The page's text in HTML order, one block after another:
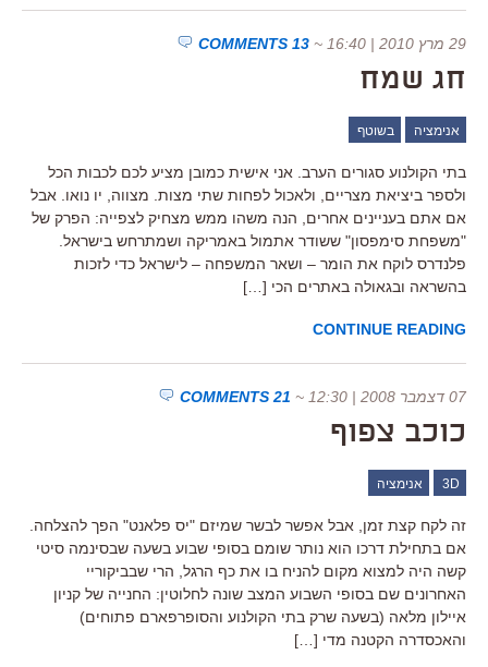
29 מרץ 2010 | 16:40 ~
13 COMMENTS
חג שמח
אנימציה בשוטף
בתי הקולנוע סגורים הערב. אני אישית כמובן מציע לכם לכבות הכל
ולספר ביציאת מצריים, ולאכול לפחות שתי מצות. מצווה, יו נואו. אבל
אם אתם בעניינים אחרים, הנה משהו ממש מצחיק לצפייה: הפרק של
"משפחת סימפסון" ששודר אתמול באמריקה ושמתרחש בישראל.
פלנדרס לוקח את הומר – ושאר המשפחה – לישראל כדי לזכות
בהשראה ובגאולה באתרים הכי […]
CONTINUE READING
07 דצמבר 2008 | 12:30 ~
21 COMMENTS
כוכב צפוף
3D אנימציה
זה לקח קצת זמן, אבל אפשר לבשר שמיזם "יס פלאנט" הפך להצלחה.
אם בתחילת דרכו הוא נותר שומם בסופי שבוע בשעה שבסינמה סיטי
קשה היה למצוא מקום להניח בו את כף הרגל, הרי שבביקוריי
האחרונים שם בסופי השבוע המצב שונה לחלוטין: החנייה של קניון
איילון מלאה (בשעה שרק בתי הקולנוע והסופרפארם פתוחים)
והאכסדרה הקטנה מדי […]